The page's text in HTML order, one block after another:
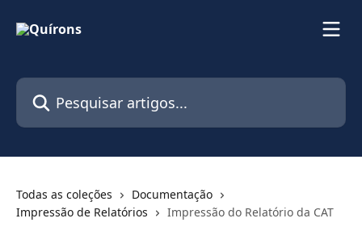
Pesquisar artigos...
Todas as coleções
Documentação
Impressão de Relatórios
Impressão do Relatório da CAT